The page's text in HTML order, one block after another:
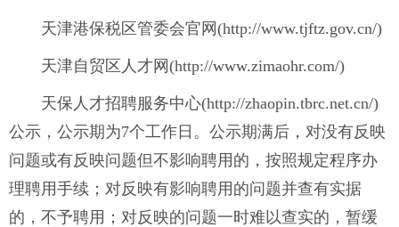
天津港保税区管委会官网(http://www.tjftz.gov.cn/)
天津自贸区人才网(http://www.zimaohr.com/)
天保人才招聘服务中心(http://zhaopin.tbrc.net.cn/)
公示，公示期为7个工作日。公示期满后，对没有反映
问题或有反映问题但不影响聘用的，按照规定程序办
理聘用手续；对反映有影响聘用的问题并查有实据
的，不予聘用；对反映的问题一时难以查实的，暂缓